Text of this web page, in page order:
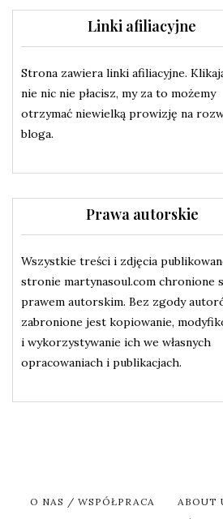
Linki afiliacyjne
Strona zawiera linki afiliacyjne.
nie nic nie płacisz, my za to możemy
otrzymać niewielką prowizję na
bloga.
Prawa autorskie
Wszystkie treści i zdjęcia
stronie martynasoul.com chronione
prawem autorskim. Bez zgody
zabronione jest kopiowanie,
i wykorzystywanie ich we własnych
opracowaniach i publikacjach.
O NAS / WSPÓŁPRACA
ABOUT